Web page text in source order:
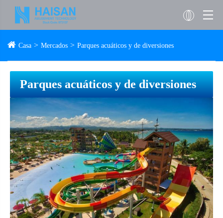
Casa Mercados Parques acuáticos y de diversiones
Parques acuáticos y de diversiones